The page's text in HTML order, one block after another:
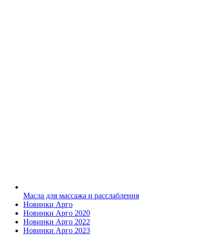
Масла для массажа и расслабления
Новинки Арго
Новинки Арго 2020
Новинки Арго 2022
Новинки Арго 2023